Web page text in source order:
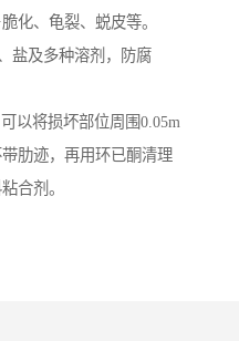
化、龟裂、蜕皮等。
盐及多种溶剂，防腐
以将损坏部位周围0.05m
肋迹，再用环已酮清理
合剂。